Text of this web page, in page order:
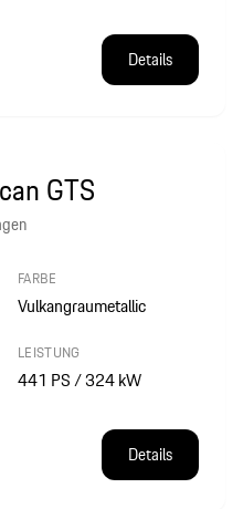
Details
GTS
FARBE
Vulkangraumetallic
LEISTUNG
441 PS / 324 kW
Details